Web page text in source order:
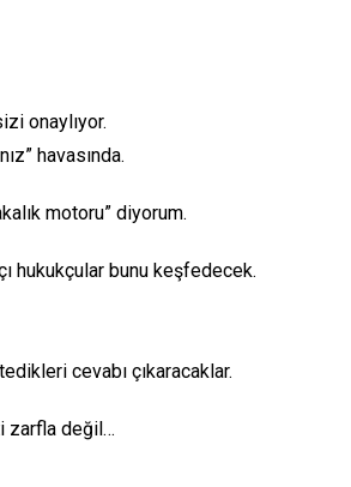
onaylıyor.
havasında.
motoru” diyorum.
hukukçular bunu keşfedecek.
cevabı çıkaracaklar.
zarfla değil…